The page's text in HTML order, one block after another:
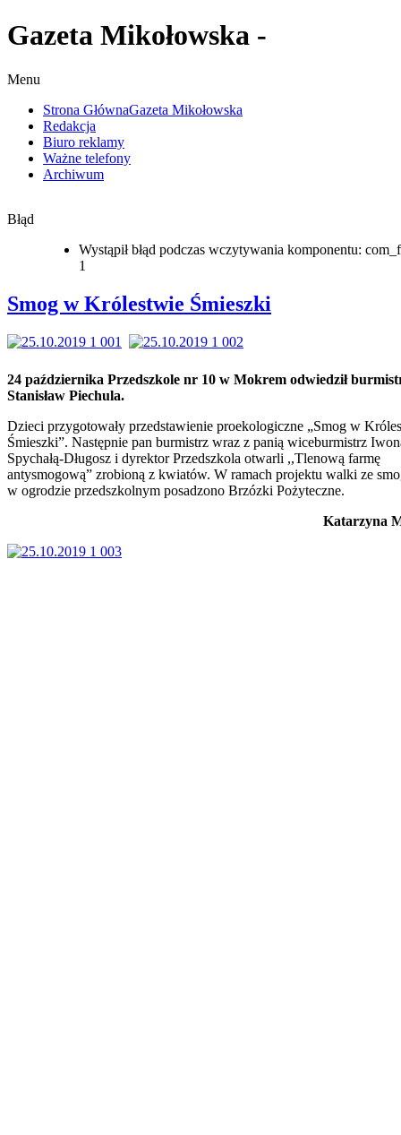
Gazeta Mikołowska -
Menu
Strona GłównaGazeta Mikołowska
Redakcja
Biuro reklamy
Ważne telefony
Archiwum
Błąd
Wystąpił błąd podczas wczytywania komponentu:
1
Smog w Królestwie Śmieszki
24 października Przedszkole nr 10 w Mokrem odwiedził
Stanisław Piechula.
Dzieci przygotowały przedstawienie proekologiczne „Smog w
Śmieszki”. Następnie pan burmistrz wraz z panią wiceburmistrz
Spychałą-Długosz i dyrektor Przedszkola otwarli ,,Tlenową farmę
antysmogową” zrobioną z kwiatów. W ramach projektu walki ze
w ogrodzie przedszkolnym posadzono Brzózki Pożyteczne.
Katarzyna